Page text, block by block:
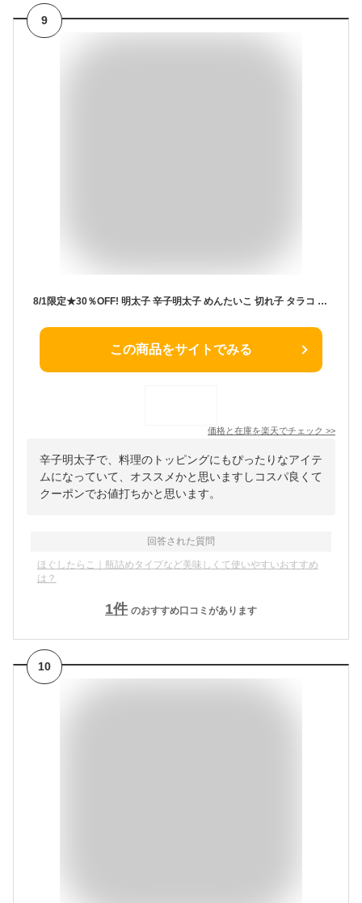
9
8/1限定★30％OFF! 明太子 辛子明太子 めんたいこ 切れ子 タラコ 楽天1位50冠 バラコ ばらこ【公式】丸鮮道場水産 玲瓏 訳あり 明太子 特切 北海道 噴火湾加工｜切子 キレコ 訳あり 送料無料 わけあり 無着色 ほぐし 無着色明太子 生たらこ 業務用
この商品をサイトでみる
価格と在庫を楽天でチェック >>
辛子明太子で、料理のトッピングにもぴったりなアイテ
ムになっていて、オススメかと思いますしコスパ良くて
クーポンでお値打ちかと思います。
回答された質問
ほぐしたらこ｜瓶詰めタイプなど美味しくて使いやすいおすすめ
は？
1件 のおすすめ口コミがあります
10